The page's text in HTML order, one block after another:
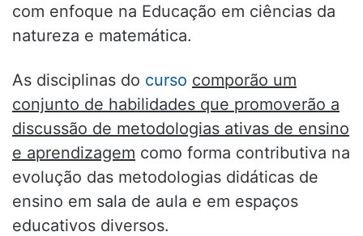
com enfoque na Educação em ciências da
natureza e matemática.
As disciplinas do curso comporão um
conjunto de habilidades que promoverão a
discussão de metodologias ativas de ensino
e aprendizagem como forma contributiva na
evolução das metodologias didáticas de
ensino em sala de aula e em espaços
educativos diversos.